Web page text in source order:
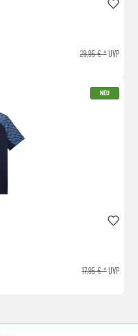
29,95 € *UVP
NEU
17,95 € *UVP